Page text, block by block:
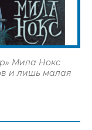
Мила Нокс
и лишь малая